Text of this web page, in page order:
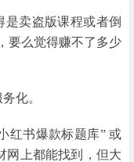
是卖盗版课程或者倒
要么觉得赚不了多少
化。
红书爆款标题库” 或
网上都能找到，但大